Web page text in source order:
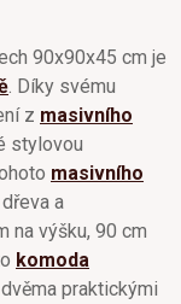
90x90x45 cm je
. Díky svému
z masivního
stylovou
masivního
a
na výšku, 90 cm
komoda
praktickými